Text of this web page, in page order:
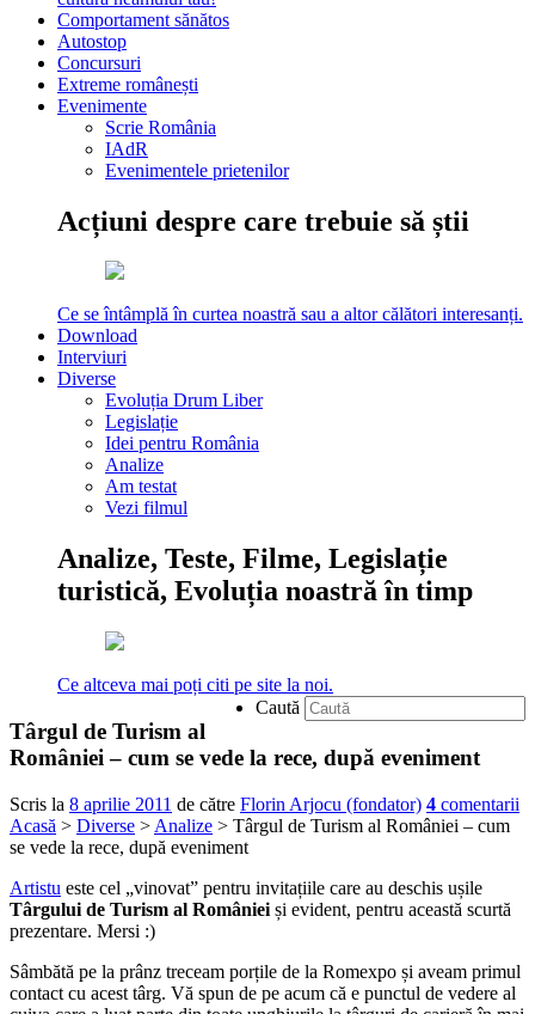
Comportament sănătos
Autostop
Concursuri
Extreme românești
Evenimente
Scrie România
IAdR
Evenimentele prietenilor
Acțiuni despre care trebuie să știi
Ce se întâmplă în curtea noastră sau a altor călători interesanți.
Download
Interviuri
Diverse
Evoluția Drum Liber
Legislație
Idei pentru România
Analize
Am testat
Vezi filmul
Analize, Teste, Filme, Legislație
turistică, Evoluția noastră în timp
Ce altceva mai poți citi pe site la noi.
Caută
Târgul de Turism al
României – cum se vede la rece, după eveniment
Scris la 8 aprilie 2011 de către Florin Arjocu (fondator) 4 comentarii
Acasă > Diverse > Analize > Târgul de Turism al României – cum
se vede la rece, după eveniment
Artistu este cel „vinovat” pentru invitațiile care au deschis ușile
Târgului de Turism al României și evident, pentru această scurtă
prezentare. Mersi :)
Sâmbătă pe la prânz treceam porțile de la Romexpo și aveam primul
contact cu acest târg. Vă spun de pe acum că e punctul de vedere al